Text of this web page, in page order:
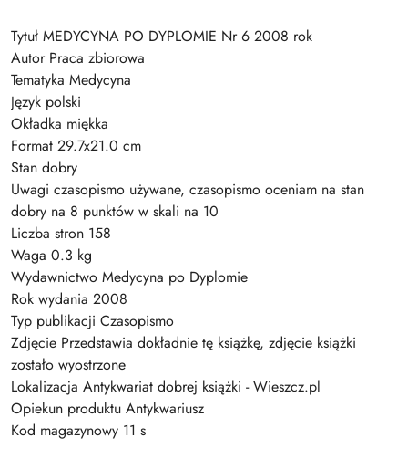
Tytuł MEDYCYNA PO DYPLOMIE Nr 6 2008 rok
Autor Praca zbiorowa
Tematyka Medycyna
Język polski
Okładka miękka
Format 29.7x21.0 cm
Stan dobry
Uwagi czasopismo używane, czasopismo oceniam na stan
dobry na 8 punktów w skali na 10
Liczba stron 158
Waga 0.3 kg
Wydawnictwo Medycyna po Dyplomie
Rok wydania 2008
Typ publikacji Czasopismo
Zdjęcie Przedstawia dokładnie tę książkę, zdjęcie książki
zostało wyostrzone
Lokalizacja Antykwariat dobrej książki - Wieszcz.pl
Opiekun produktu Antykwariusz
Kod magazynowy 11 s